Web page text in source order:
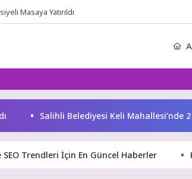
Masaya Yatırıldı
Salihli Belediyesi Keli Mahallesi’nde 2 Bin
SEO Trendleri İçin En Güncel Haberler